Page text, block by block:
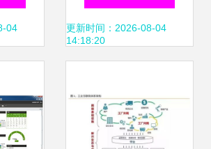
态
04
务营收超预期，
破2亿
更新时间：2026-08-04
14:18:20